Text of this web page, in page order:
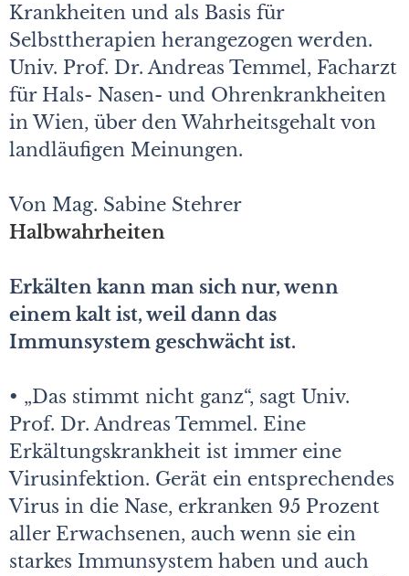
Krankheiten und als Basis für
Selbsttherapien herangezogen werden.
Univ. Prof. Dr. Andreas Temmel, Facharzt
für Hals- Nasen- und Ohrenkrankheiten
in Wien, über den Wahrheitsgehalt von
landläufigen Meinungen.
Von Mag. Sabine Stehrer
Halbwahrheiten
Erkälten kann man sich nur, wenn
einem kalt ist, weil dann das
Immunsystem geschwächt ist.
• „Das stimmt nicht ganz“, sagt Univ.
Prof. Dr. Andreas Temmel. Eine
Erkältungskrankheit ist immer eine
Virusinfektion. Gerät ein entsprechendes
Virus in die Nase, erkranken 95 Prozent
aller Erwachsenen, auch wenn sie ein
starkes Immunsystem haben und auch